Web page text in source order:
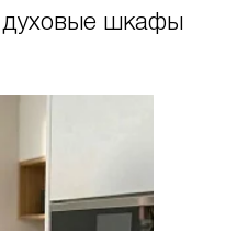
духовые шкафы